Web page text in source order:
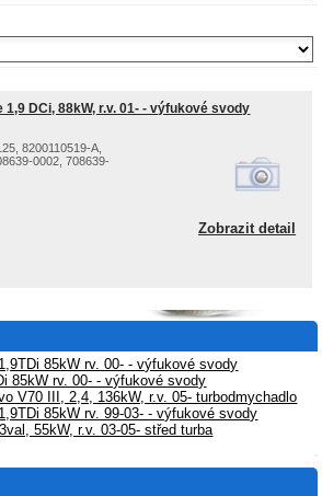
1,9 DCi, 88kW, r.v. 01- - výfukové svody
8200110519-A,
0002, 708639-
Zobrazit detail
85kW rv. 00- - výfukové svody
85kW rv. 00- - výfukové svody
V70 III, 2,4, 136kW, r.v. 05- turbodmychadlo
85kW rv. 99-03- - výfukové svody
55kW, r.v. 03-05- střed turba